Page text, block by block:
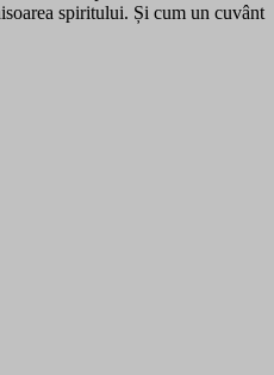
spiritului. Și cum un cuvânt